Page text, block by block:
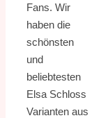
Fans. Wir
haben die
schönsten
und
beliebtesten
Elsa Schloss
Varianten aus